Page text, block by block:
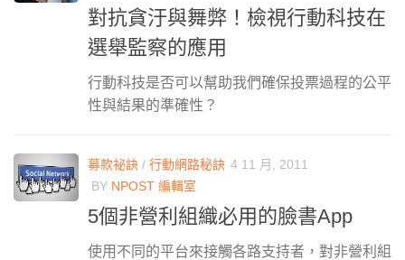
對抗貪汙與舞弊！檢視行動科技在
選舉監察的應用
行動科技是否可以幫助我們確保投票過程的公平
性與結果的準確性？
募款祕訣 / 行動網路秘訣 4 11 月, 2011
BY NPOST 編輯室
5個非營利組織必用的臉書App
使用不同的平台來接觸各路支持者，對非營利組